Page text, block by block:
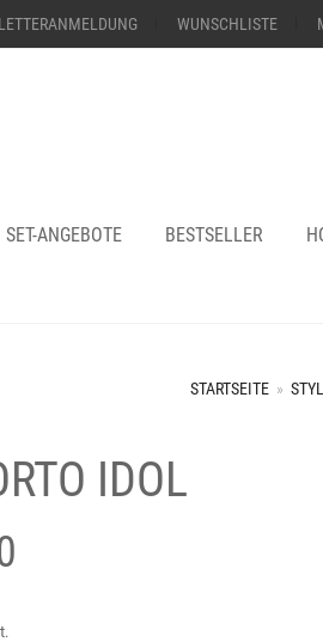
WUNSCHLISTE
SET-ANGEBOTE BESTSELLER
STARTSEITE »
IDOL